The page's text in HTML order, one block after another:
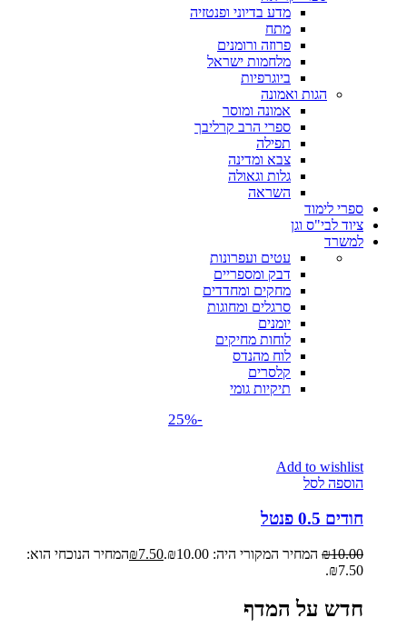
מדע בדיוני ופנטזיה
מתח
פרוזה ורומנים
מלחמות ישראל
ביוגרפיות
הגות ואמונה
אמונה ומוסר
ספרי הרב קרליבך
תפילה
צבא ומדינה
גלות וגאולה
השראה
ספרי לימוד
ציוד לבי"ס וגן
למשרד
עטים ועפרונות
דבק ומספריים
מחקים ומחדדים
סרגלים ומחוגות
יומנים
לוחות מחיקים
לוח מהנדס
קלסרים
תיקיות גומי
-25%
Add to wishlist
הוספה לסל
חודים 0.5 פנטל
₪10.00 המחיר המקורי היה: ₪10.00. ₪7.50
המחיר הנוכחי הוא:
₪7.50.
חדש על המדף